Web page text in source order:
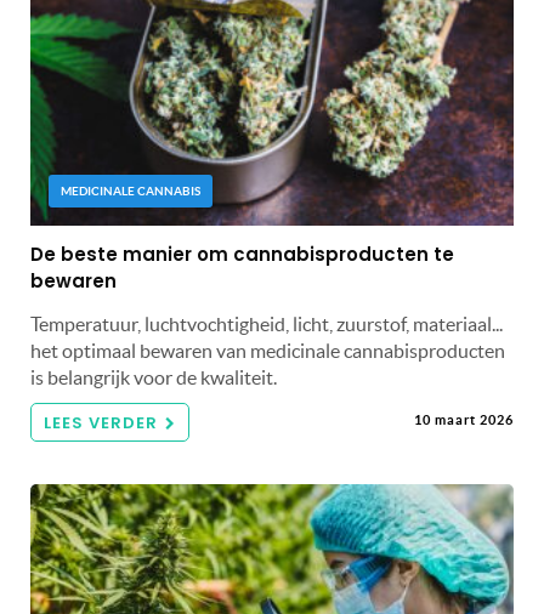
MEDICINALE CANNABIS
De beste manier om cannabisproducten te
bewaren
Temperatuur, luchtvochtigheid, licht, zuurstof, materiaal...
het optimaal bewaren van medicinale cannabisproducten
is belangrijk voor de kwaliteit.
LEES VERDER 10 maart 2026